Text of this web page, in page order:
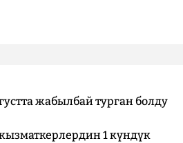
жабылбай турган болду
1 күндүк